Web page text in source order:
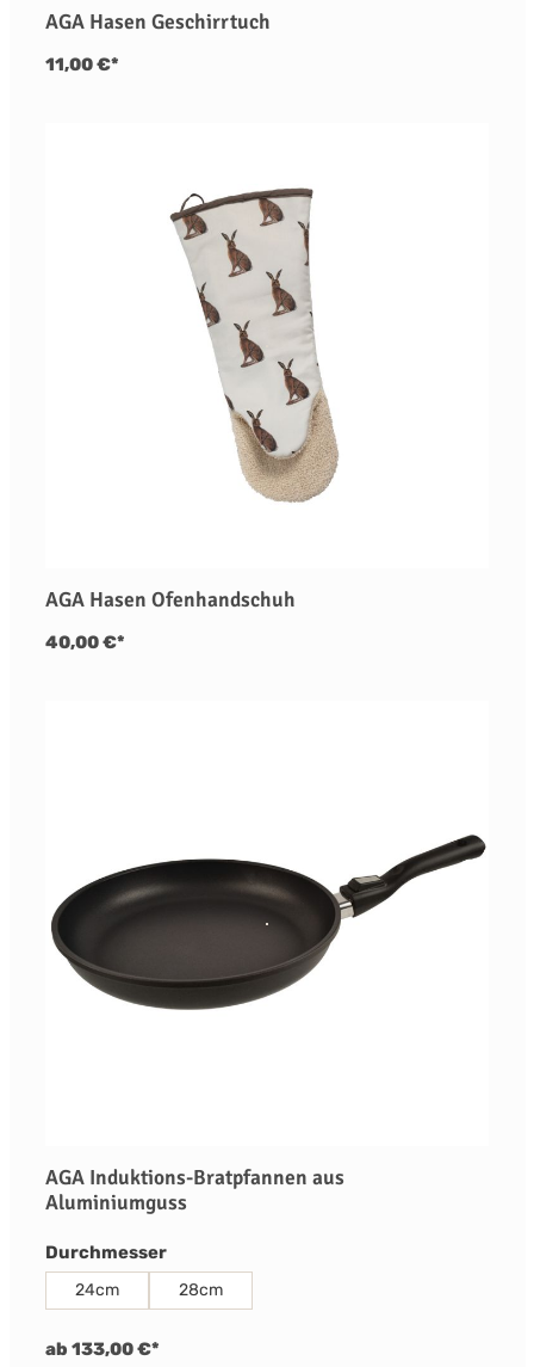
AGA Hasen Geschirrtuch
11,00 €*
AGA Hasen Ofenhandschuh
40,00 €*
AGA Induktions-Bratpfannen aus
Aluminiumguss
Durchmesserauswählen
24cm 28cm
ab 133,00 €*